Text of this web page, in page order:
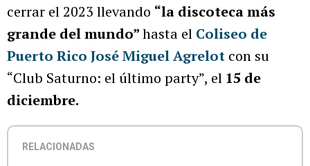
cerrar el 2023 llevando “la discoteca más
grande del mundo”hasta el Coliseo de
Puerto Rico José Miguel Agrelot con su
“Club Saturno: el último party”, el 15 de
diciembre.
RELACIONADAS